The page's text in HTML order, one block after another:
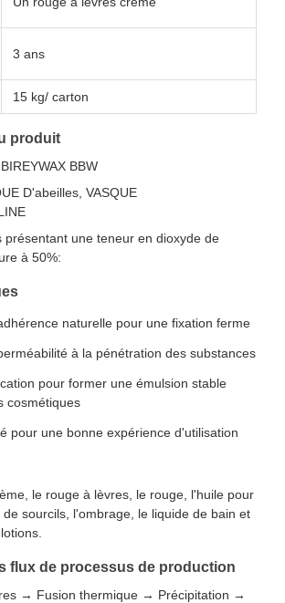
3 ans
15 kg/ carton
produit
BBW
D'abeilles, VASQUE
présentant une teneur en dioxyde de
à 50%:
naturelle pour une fixation ferme
à la pénétration des substances
pour former une émulsion stable
cosmétiques
pour une bonne expérience d'utilisation
le rouge à lèvres, le rouge, l'huile pour
sourcils, l'ombrage, le liquide de bain et
flux de processus de production
→ Fusion thermique → Précipitation →